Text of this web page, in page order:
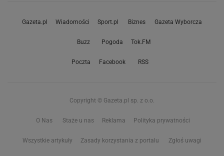
Gazeta.pl Wiadomości Sport.pl Biznes Gazeta Wyborcza
Buzz Pogoda Tok.FM
Poczta Facebook RSS
Copyright © Gazeta.pl sp. z o.o.
O Nas Staże u nas Reklama Polityka prywatności
Wszystkie artykuły Zasady korzystania z portalu Zgłoś uwagi